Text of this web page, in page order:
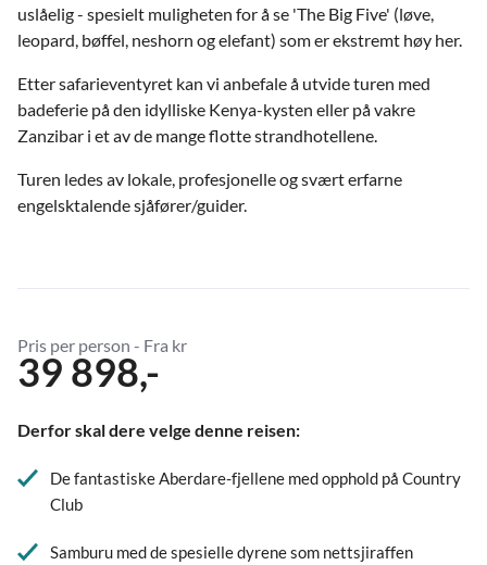
uslåelig - spesielt muligheten for å se 'The Big Five' (løve,
leopard, bøffel, neshorn og elefant) som er ekstremt høy her.
Etter safarieventyret kan vi anbefale å utvide turen med
badeferie på den idylliske Kenya-kysten eller på vakre
Zanzibar i et av de mange flotte strandhotellene.
Turen ledes av lokale, profesjonelle og svært erfarne
engelsktalende sjåfører/guider.
Pris per person - Fra kr
39 898,-
Derfor skal dere velge denne reisen:
De fantastiske Aberdare-fjellene med opphold på Country
Club
Samburu med de spesielle dyrene som nettsjiraffen